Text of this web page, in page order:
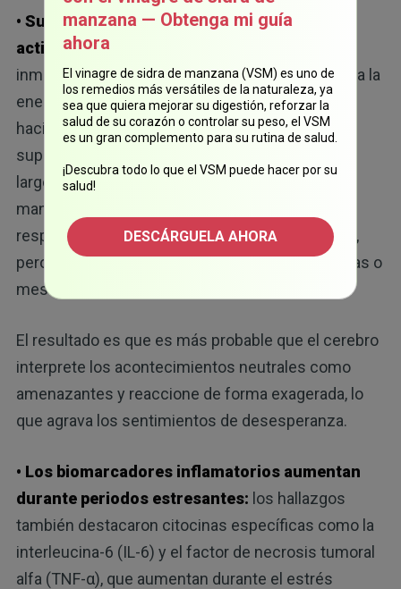
• Su sistema inmunológico reconfigura la
actividad de su cerebro:
inmunológico detecta peligro, el cerebro reasigna la
energía que se utiliza para buscar recompensas
hacia comportamientos que favorecen la
supervivencia. Esto significa que, bajo estrés a
largo plazo, su cerebro se reconfigura para
mantenerse cauteloso y retraído, lo cual es una
respuesta que es protectora en periodos cortos,
pero dañina cuando se prolonga durante semanas o
meses.
El resultado es que es más probable que el cerebro
interprete los acontecimientos neutrales como
amenazantes y reaccione de forma exagerada, lo
que agrava los sentimientos de desesperanza.
• Los biomarcadores inflamatorios aumentan
durante periodos estresantes: los hallazgos
también destacaron citocinas específicas como la
interleucina-6 (IL-6) y el factor de necrosis tumoral
alfa (TNF-α), que aumentan durante el estrés
manzana — Obtenga mi guía
ahora
El vinagre de sidra de manzana (VSM) es uno de
los remedios más versátiles de la naturaleza, ya
sea que quiera mejorar su digestión, reforzar la
salud de su corazón o controlar su peso, el VSM
es un gran complemento para su rutina de salud.
¡Descubra todo lo que el VSM puede hacer por su
salud!
DESCÁRGUELA AHORA